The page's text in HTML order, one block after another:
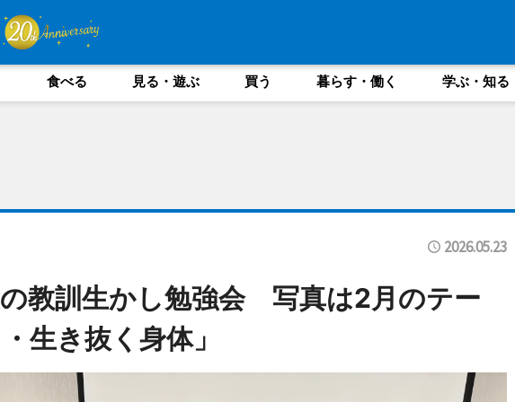
食べる 見る・遊ぶ 買う 暮らす・働く 学ぶ・知る
2026.05.23
教訓生かし勉強会 写真は2月のテー
生き抜く身体」